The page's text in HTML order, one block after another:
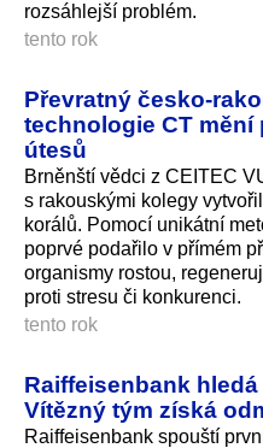
rozsáhlejší problém.
tento rok
Převratný česko-
technologie CT
útesů
Brněnští vědci z CEITEC
s rakouskými kolegy
korálů. Pomocí unikátní
poprvé podařilo v přímém
organismy rostou,
proti stresu či konkurenci.
tento rok
Raiffeisenbank
Vítězný tým získá
Raiffeisenbank spouští